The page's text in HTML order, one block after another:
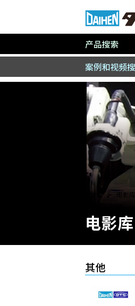
产品搜索
案例和视频
电影库
电影库
其他